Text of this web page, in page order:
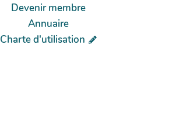
Devenir membre
Annuaire
Charte d'utilisation